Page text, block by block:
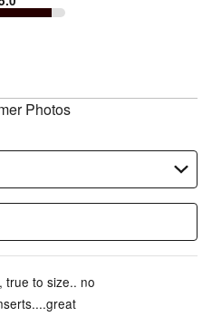
Photos
true to size.. no